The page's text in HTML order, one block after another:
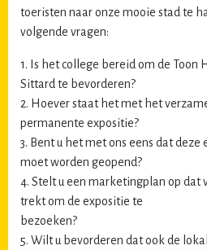
toeristen naar onze mooie stad te
volgende vragen:
1. Is het college bereid om de Toon
Sittard te bevorderen?
2. Hoever staat het met het
permanente expositie?
3. Bent u het met ons eens dat
moet worden geopend?
4. Stelt u een marketingplan op dat
trekt om de expositie te
bezoeken?
5. Wilt u bevorderen dat ook de